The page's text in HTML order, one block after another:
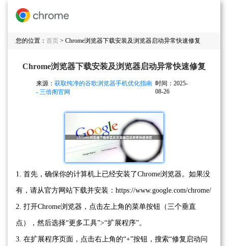
您的位置： 首页 > Chrome浏览器下载安装及浏览器启动异常快速修复
Chrome浏览器下载安装及浏览器启动异常快速修复
来源： 获取纯净的谷歌浏览器手机优化指南
- 三倍阁官网
时间：2025-
08-26
1. 首先，确保你的计算机上已经安装了Chrome浏览器。如果没
有，请从官方网站下载并安装：https://www.google.com/chrome/
2. 打开Chrome浏览器，点击左上角的菜单按钮（三个垂直
点），然后选择“更多工具”>“扩展程序”。
3. 在扩展程序页面，点击右上角的“+”按钮，搜索“修复启动问